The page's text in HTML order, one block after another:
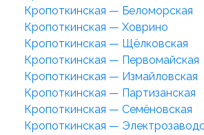
Кропоткинская — Беломорская
Кропоткинская — Ховрино
Кропоткинская — Щёлковская
Кропоткинская — Первомайская
Кропоткинская — Измайловская
Кропоткинская — Партизанская
Кропоткинская — Семёновская
Кропоткинская —